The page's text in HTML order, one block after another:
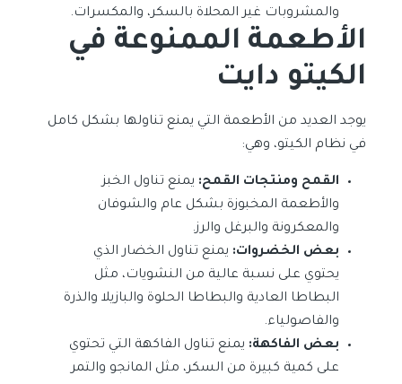
والمشروبات غير المحلاة بالسكر، والمكسرات.
الأطعمة الممنوعة في
الكيتو دايت
يوجد العديد من الأطعمة التي يمنع تناولها بشكل كامل
في نظام الكيتو، وهي:
القمح ومنتجات القمح: يمنع تناول الخبز
والأطعمة المخبوزة بشكل عام والشوفان
والمعكرونة والبرغل والرز.
بعض الخضروات: يمنع تناول الخضار الذي
يحتوي على نسبة عالية من النشويات، مثل
البطاطا العادية والبطاطا الحلوة والبازيلا والذرة
والفاصولياء.
بعض الفاكهة: يمنع تناول الفاكهة التي تحتوي
على كمية كبيرة من السكر، مثل المانجو والتمر